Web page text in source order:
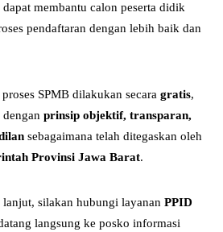
membantu calon peserta didik
pendaftaran dengan lebih baik dan
SPMB dilakukan secara gratis,
dengan prinsip objektif, transparan,
sebagaimana telah ditegaskan oleh
Provinsi Jawa Barat.
silakan hubungi layanan PPID
langsung ke posko informasi